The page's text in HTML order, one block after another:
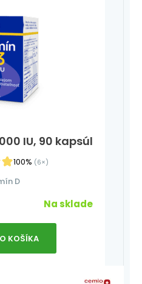
IU, 90 kapsúl
100% (6×)
D
Na sklade
KOŠÍKA